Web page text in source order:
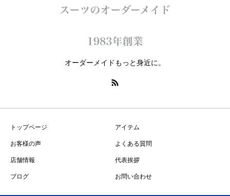
オーダーメイドもっと身近に。
トップページ アイテム
お客様の声 よくある質問
店舗情報 代表挨拶
ブログ お問い合わせ